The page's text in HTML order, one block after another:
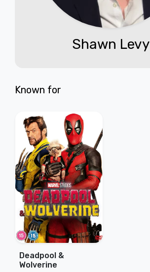
Shawn Levy
Known for
Deadpool &
Wolverine